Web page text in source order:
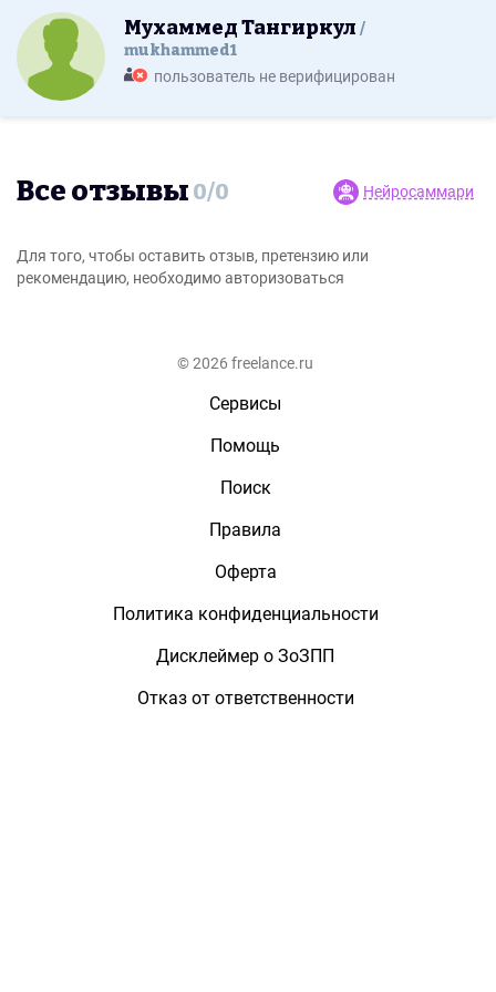
Мухаммед Тангиркул
mukhammed1
пользователь не верифицирован
Все отзывы 0/0 Нейросаммари
Для того, чтобы оставить отзыв, претензию или
рекомендацию, необходимо авторизоваться
© 2026 freelance.ru
Сервисы
Помощь
Поиск
Правила
Оферта
Политика конфиденциальности
Дисклеймер о ЗоЗПП
Отказ от ответственности